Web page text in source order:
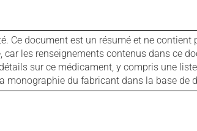
document est un résumé et ne
les renseignements contenus dans ce
sur ce médicament, y compris une
du fabricant dans la base de